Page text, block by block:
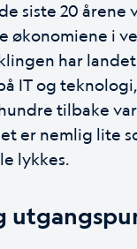
siste 20 årene
økonomiene i
har
IT og
tilbake
er nemlig lite
lykkes.